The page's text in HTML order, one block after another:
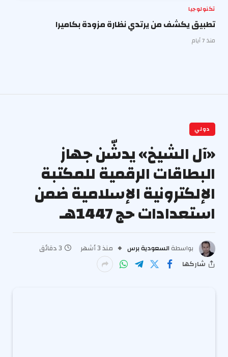
تكنولوجيا
تطبيق يكشف من يرتدي نظارة مزودة بكاميرا
منذ 7 أيام
دولي
«آل الشيخ» يدشّن جهاز
البطاقات الرقمية للمكتبة
الإلكترونية الإسلامية ضمن
استعدادات حج 1447هـ
بواسطة السعودية برس منذ 3 أشهر
3 دقائق
شاركها